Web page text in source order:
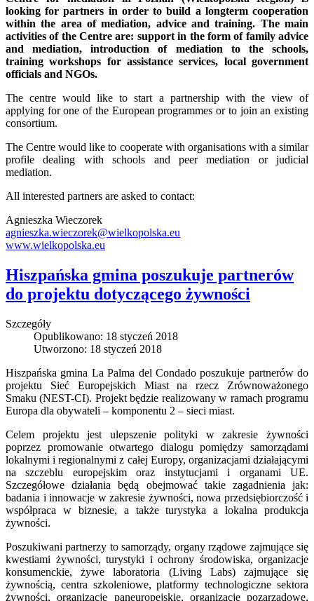
looking for partners in order to build a longterm cooperation
within the area of mediation, advice and training. The main
activities of the Centre are: support in the form of family advice
and mediation, introduction of mediation to the schools,
training workshops for assistance services, local government
officials and NGOs.
The centre would like to start a partnership with the view of
applying for one of the European programmes or to join an existing
consortium.
The Centre would like to cooperate with organisations with a similar
profile dealing with schools and peer mediation or judicial
mediation.
All interested partners are asked to contact:
Agnieszka Wieczorek
agnieszka.wieczorek@wielkopolska.eu
www.wielkopolska.eu
Hiszpańska gmina poszukuje partnerów
do projektu dotyczącego żywności
Szczegóły
Opublikowano: 18 styczeń 2018
Utworzono: 18 styczeń 2018
Hiszpańska gmina La Palma del Condado poszukuje partnerów do
projektu Sieć Europejskich Miast na rzecz Zrównoważonego
Smaku (NEST-CI). Projekt będzie realizowany w ramach programu
Europa dla obywateli – komponentu 2 – sieci miast.
Celem projektu jest ulepszenie polityki w zakresie żywności
poprzez promowanie otwartego dialogu pomiędzy samorządami
lokalnymi i regionalnymi z całej Europy, organizacjami działającymi
na szczeblu europejskim oraz instytucjami i organami UE.
Szczegółowe działania będą obejmować takie zagadnienia jak:
badania i innowacje w zakresie żywności, nowa przedsiębiorczość i
współpraca w biznesie, a także turystyka a lokalna produkcja
żywności.
Poszukiwani partnerzy to samorządy, organy rządowe zajmujące się
kwestiami żywności, turystyki i ochrony środowiska, organizacje
konsumenckie, żywe laboratoria (Living Labs) zajmujące się
żywnością, centra szkoleniowe, platformy technologiczne sektora
żywności, organizacje paneuropejskie, organizacje pozarządowe,